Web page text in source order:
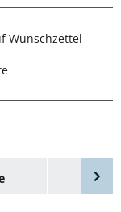
Wunschzettel